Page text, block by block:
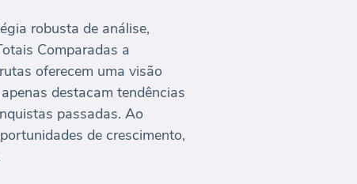
robusta de análise,
Comparadas a
oferecem uma visão
destacam tendências
passadas. Ao
de crescimento,